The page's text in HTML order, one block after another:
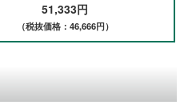
51,333円
（税抜価格：46,666円）